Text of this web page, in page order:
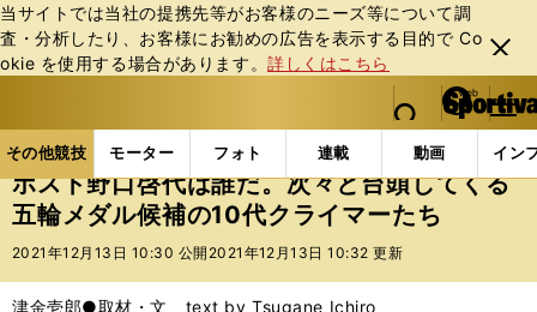
当サイトでは当社の提携先等がお客様のニーズ等について調
査・分析したり、お客様にお勧めの広告を表⽰する⽬的で Co
okie を使⽤する場合があります。詳しくはこちら
閉じ
る
web Sportiva (webスポルティーバ)
検索
マイペ
ー
ジ
メニュ
その他競技 モーター フォト 連載 動画 イン
ス
ポ
ル
その他競技の記事一覧 その他競技 その他 ポス
ポスト野口啓代は誰だ。次々と台頭してくる
五輪メダル候補の10代クライマーたち
2021年12月13日 10:30 公開 2021年12月13日 10:32 更新
津金壱郎●取材・文 text by Tsugane Ichiro